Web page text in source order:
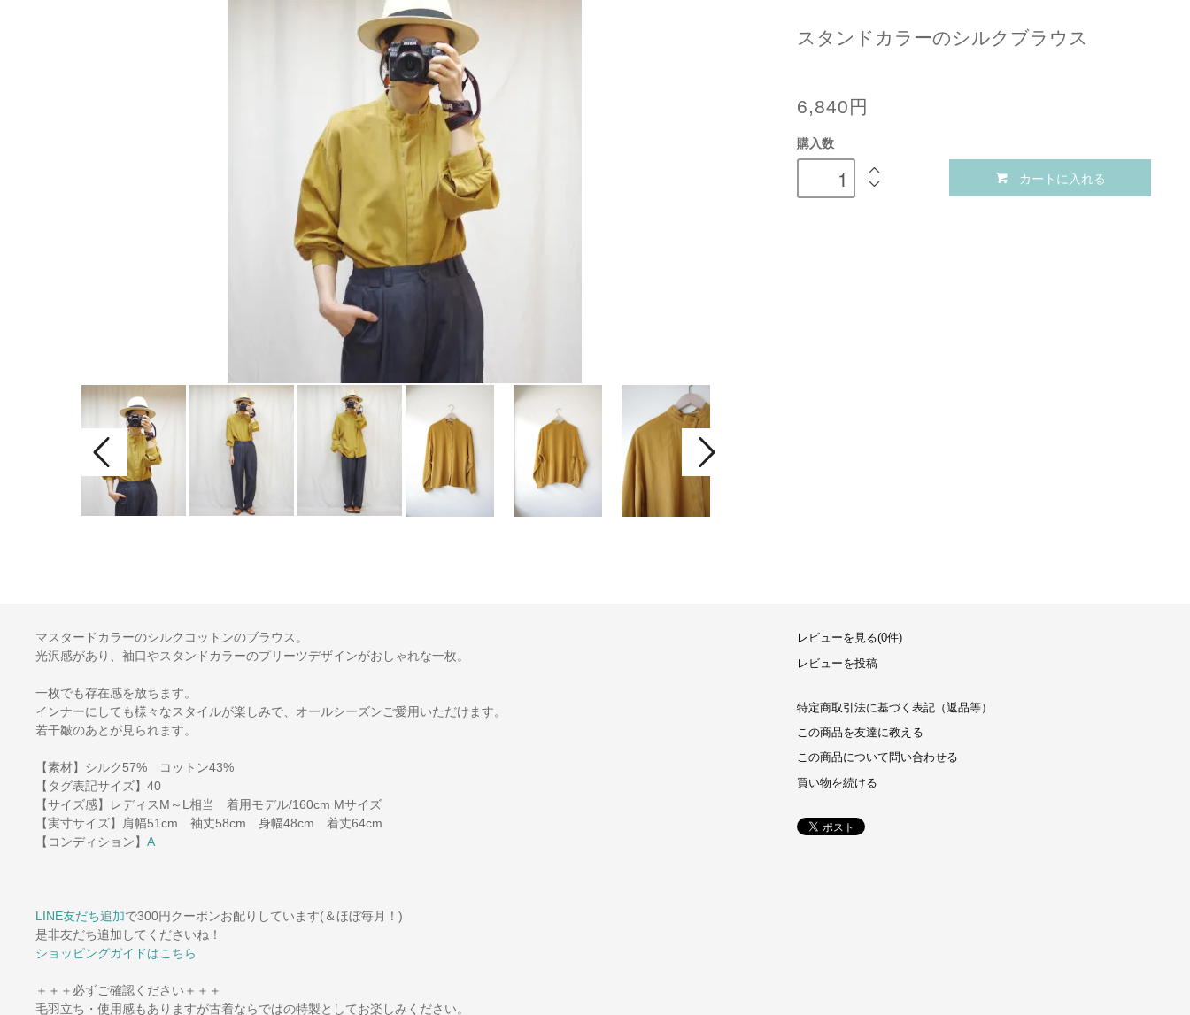
スタンドカラーのシルクブラウス
6,840円
購入数
カートに入れる
マスタードカラーのシルクコットンのブラウス。
光沢感があり、袖口やスタンドカラーのプリーツデザインがおしゃれな一枚。
一枚でも存在感を放ちます。
インナーにしても様々なスタイルが楽しみで、オールシーズンご愛用いただけます。
若干皺のあとが見られます。
【素材】シルク57% コットン43%
【タグ表記サイズ】40
【サイズ感】レディスM～L相当 着用モデル/160cm Mサイズ
【実寸サイズ】肩幅51cm 袖丈58cm 身幅48cm 着丈64cm
【コンディション】 A
LINE友だち追加で300円クーポンお配りしています(＆ほぼ毎月！)
是非友だち追加してくださいね！
ショッピングガイドはこちら
＋＋＋必ずご確認ください＋＋＋
毛羽立ち・使用感もありますが古着ならではの特製としてお楽しみください。
レビューを見る(0件)
レビューを投稿
特定商取引法に基づく表記（返品等）
この商品を友達に教える
この商品について問い合わせる
買い物を続ける